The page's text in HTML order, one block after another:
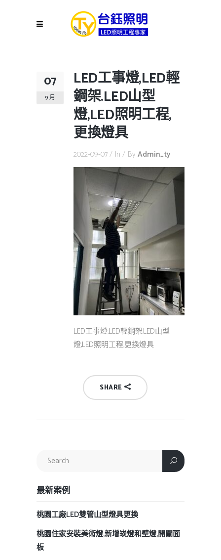
07
9 月
LED工事燈,LED輕
鋼架.LED山型
燈,LED照明工程,
更換燈具
2022-09-07 In By Admin_ty
LED工事燈,LED輕鋼架.LED山型
燈,LED照明工程,更換燈具
SHARE
最新案例
桃園工廠LED雙管山型燈具更換
桃園住家安裝美術燈,新增崁燈和壁燈,開關面
板